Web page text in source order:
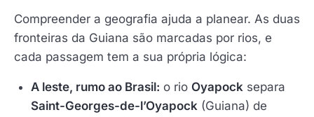
Compreender a geografia ajuda a planear. As duas
fronteiras da Guiana são marcadas por rios, e
cada passagem tem a sua própria lógica:
A leste, rumo ao Brasil: o rio Oyapock separa
Saint-Georges-de-l’Oyapock (Guiana) de